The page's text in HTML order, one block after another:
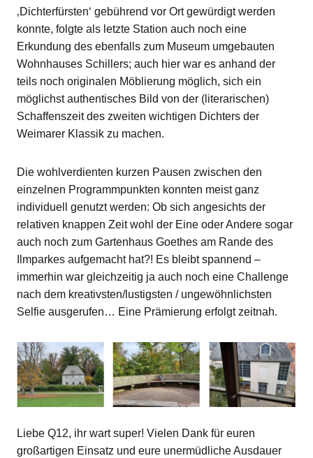
‚Dichterfürsten‘ gebührend vor Ort gewürdigt werden
konnte, folgte als letzte Station auch noch eine
Erkundung des ebenfalls zum Museum umgebauten
Wohnhauses Schillers; auch hier war es anhand der
teils noch originalen Möblierung möglich, sich ein
möglichst authentisches Bild von der (literarischen)
Schaffenszeit des zweiten wichtigen Dichters der
Weimarer Klassik zu machen.
Die wohlverdienten kurzen Pausen zwischen den
einzelnen Programmpunkten konnten meist ganz
individuell genutzt werden: Ob sich angesichts der
relativen knappen Zeit wohl der Eine oder Andere sogar
auch noch zum Gartenhaus Goethes am Rande des
Ilmparkes aufgemacht hat?! Es bleibt spannend –
immerhin war gleichzeitig ja auch noch eine Challenge
nach dem kreativsten/lustigsten / ungewöhnlichsten
Selfie ausgerufen… Eine Prämierung erfolgt zeitnah.
Liebe Q12, ihr wart super! Vielen Dank für euren
großartigen Einsatz und eure unermüdliche Ausdauer